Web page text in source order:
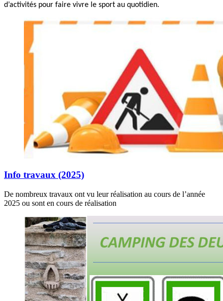
d’activités pour faire vivre le sport au quotidien.
Info travaux (2025)
De nombreux travaux ont vu leur réalisation au cours de l’année
2025 ou sont en cours de réalisation